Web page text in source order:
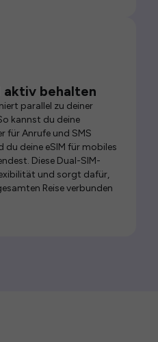
aktiv behalten
parallel zu deiner
kannst du deine
für Anrufe und SMS
du deine eSIM für mobiles
Diese Dual-SIM-
und sorgt dafür,
Reise verbunden